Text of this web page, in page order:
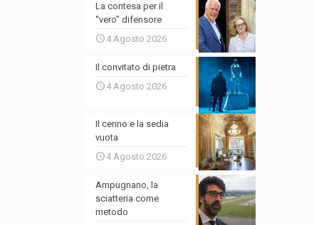
La contesa per il
“vero” difensore
4 Agosto 2026
Il convitato di pietra
4 Agosto 2026
Il cerino e la sedia
vuota
4 Agosto 2026
Ampugnano, la
sciatteria come
metodo